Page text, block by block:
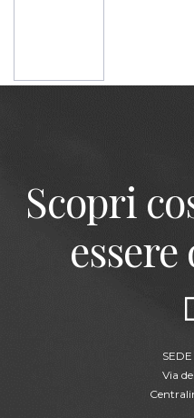
Scopri
Via